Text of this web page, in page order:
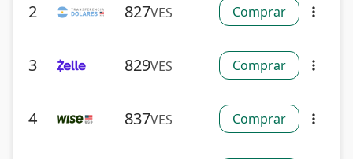
2 827VES Comprar more_vert
3 829VES Comprar more_vert
4 837VES Comprar more_vert